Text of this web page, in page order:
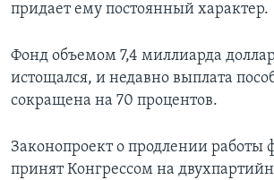
придает ему постоянный характер.
Фонд объемом 7,4 миллиарда
истощался, и недавно выплата
сокращена на 70 процентов.
Законопроект о продлении работы
принят Конгрессом на